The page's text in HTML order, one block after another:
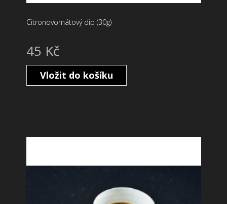
Citronovomátový dip (30g)
45 Kč
Vložit do košíku